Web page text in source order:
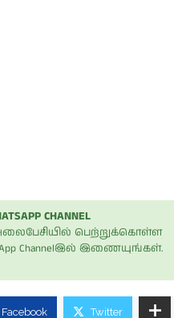
CHANNEL
பெற்றுக்கொள்ள
Channelஇல் இணையுங்கள்.
Facebook Twitter